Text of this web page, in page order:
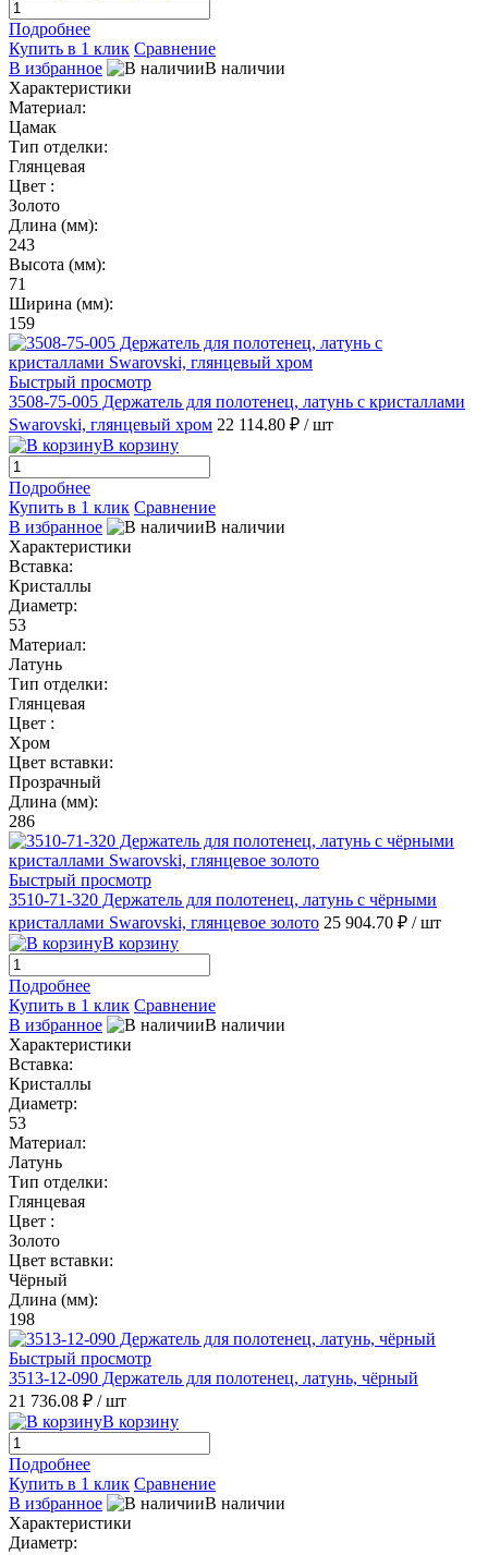
Подробнее
Купить в 1 клик Сравнение
В избранное
В наличии
Характеристики
Материал:
Цамак
Тип отделки:
Глянцевая
Цвет :
Золото
Длина (мм):
243
Высота (мм):
71
Ширина (мм):
159
Быстрый просмотр
3508-75-005 Держатель для полотенец, латунь с кристаллами
Swarovski, глянцевый хром 22 114.80 ₽ / шт
В корзину
Подробнее
Купить в 1 клик Сравнение
В избранное
В наличии
Характеристики
Вставка:
Кристаллы
Диаметр:
53
Материал:
Латунь
Тип отделки:
Глянцевая
Цвет :
Хром
Цвет вставки:
Прозрачный
Длина (мм):
286
Быстрый просмотр
3510-71-320 Держатель для полотенец, латунь с чёрными
кристаллами Swarovski, глянцевое золото 25 904.70 ₽ / шт
В корзину
Подробнее
Купить в 1 клик Сравнение
В избранное
В наличии
Характеристики
Вставка:
Кристаллы
Диаметр:
53
Материал:
Латунь
Тип отделки:
Глянцевая
Цвет :
Золото
Цвет вставки:
Чёрный
Длина (мм):
198
Быстрый просмотр
3513-12-090 Держатель для полотенец, латунь, чёрный
21 736.08 ₽ / шт
В корзину
Подробнее
Купить в 1 клик Сравнение
В избранное
В наличии
Характеристики
Диаметр: